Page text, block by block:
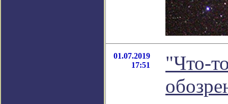
01.07.2019
17:51
"Что-